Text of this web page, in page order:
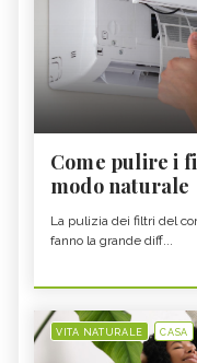
Come pulire i
modo naturale
La pulizia dei filtri del
fanno la grande diff...
VITA NATURALE CASA